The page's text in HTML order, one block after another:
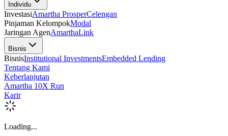
Individu
InvestasiAmartha ProsperCelengan
Pinjaman KelompokModal
Jaringan AgenAmarthaLink
Bisnis
BisnisInstitutional InvestmentsEmbedded Lending
Tentang Kami
Keberlanjutan
Amartha 10X Run
Karir
Loading...